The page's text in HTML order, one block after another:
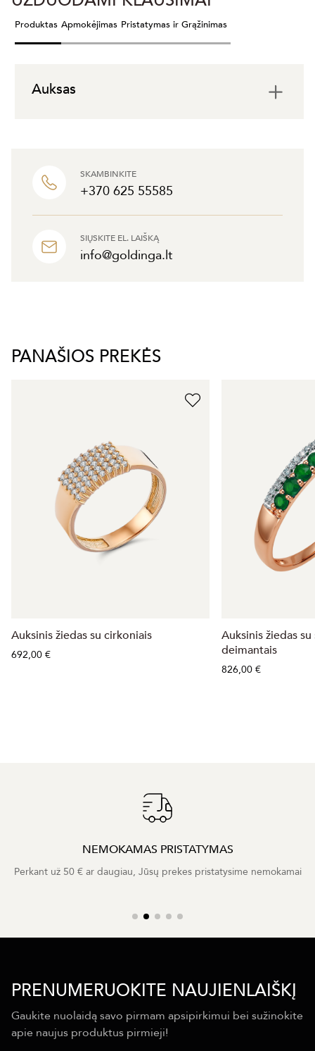
SKAMBINKITE
+370 625 55585
SIŲSKITE EL. LAIŠKĄ
info@goldinga.lt
Produktas Apmokėjimas Pristatymas ir Grąžinimas
Auksas
PANAŠIOS PREKĖS
Auksinis žiedas su cirkoniais
692,00 €
Auksinis žiedas
deimantais
826,00 €
NEMOKAMAS PRISTATYMAS
Perkant už 50 € ar daugiau, Jūsų prekes pristatysime nemokamai
PRENUMERUOKITE NAUJIENLAIŠKĮ
Gaukite nuolaidą savo pirmam apsipirkimui bei sužinokite
apie naujus produktus pirmieji!